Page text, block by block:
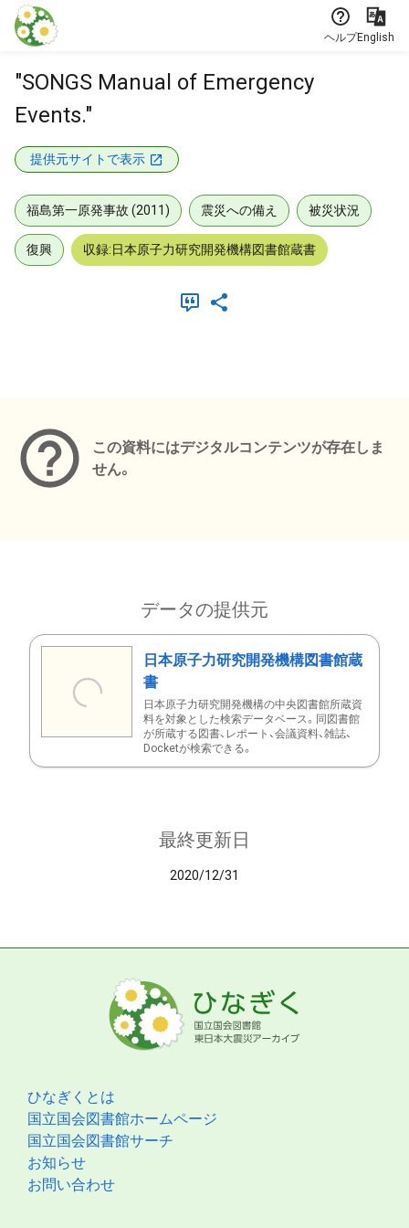
本文に飛ぶ
ヘルプEnglish
"SONGS Manual of Emergency
Events."
提供元サイトで表示
福島第一原発事故 (2011) 震災への備え 被災状況
復興 収録:日本原子力研究開発機構図書館蔵書
この資料にはデジタルコンテンツが存在しま
せん。
データの提供元
日本原子力研究開発機構図書館蔵
書
日本原子力研究開発機構の中央図書館所蔵資
料を対象とした検索データベース。同図書館
が所蔵する図書、レポート、会議資料、雑誌、
Docketが検索できる。
最終更新日
2020/12/31
ひなぎくとは
国立国会図書館ホームページ
国立国会図書館サーチ
お知らせ
お問い合わせ